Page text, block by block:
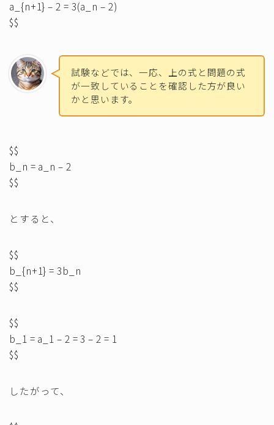
a_{n+1} – 2 = 3(a_n – 2)
$$
試験などでは、一応、上の式と問題の式
が一致していることを確認した方が良い
かと思います。
$$
b_n = a_n – 2
$$
とすると、
$$
b_{n+1} = 3b_n
$$
$$
b_1 = a_1 – 2 = 3 – 2 = 1
$$
したがって、